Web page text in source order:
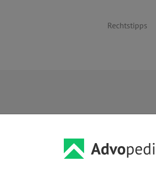
Rechtstipps